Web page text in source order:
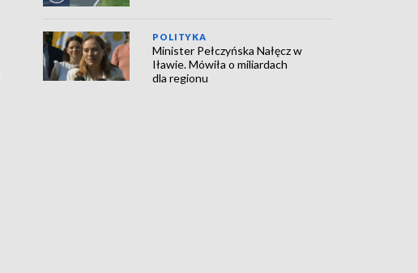
POLITYKA
Minister Pełczyńska Nałęcz w
Iławie. Mówiła o miliardach
dla regionu